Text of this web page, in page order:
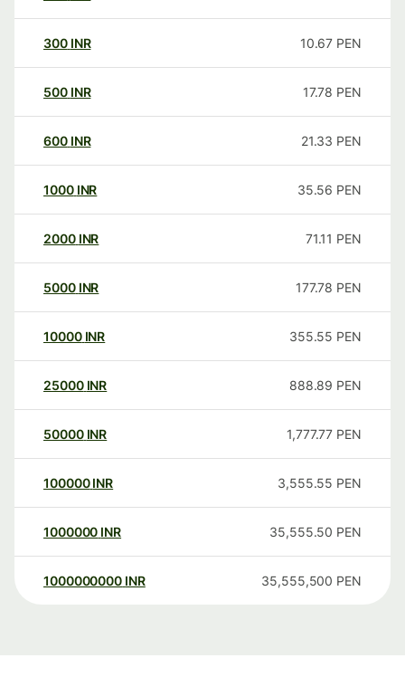
300 INR 10.67 PEN
500 INR 17.78 PEN
600 INR 21.33 PEN
1000 INR 35.56 PEN
2000 INR 71.11 PEN
5000 INR 177.78 PEN
10000 INR 355.55 PEN
25000 INR 888.89 PEN
50000 INR 1,777.77 PEN
100000 INR 3,555.55 PEN
1000000 INR 35,555.50 PEN
1000000000 INR 35,555,500 PEN